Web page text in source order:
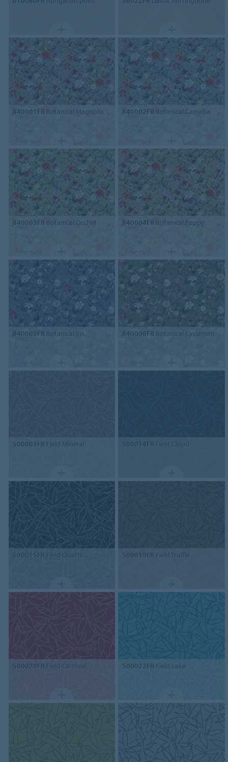
840001FR Botanical Magnolia 840002FR Botanical Camellia
840003FR Botanical Orchid 840004FR Botanical Poppy
840005FR Botanical Iris 840006FR Botanical Cyclamen
500003FR Field Mineral 500014FR Field Cloud
500015FR Field Quartz 500019FR Field Truffle
500020FR Field Carnival 500022FR Field Lake